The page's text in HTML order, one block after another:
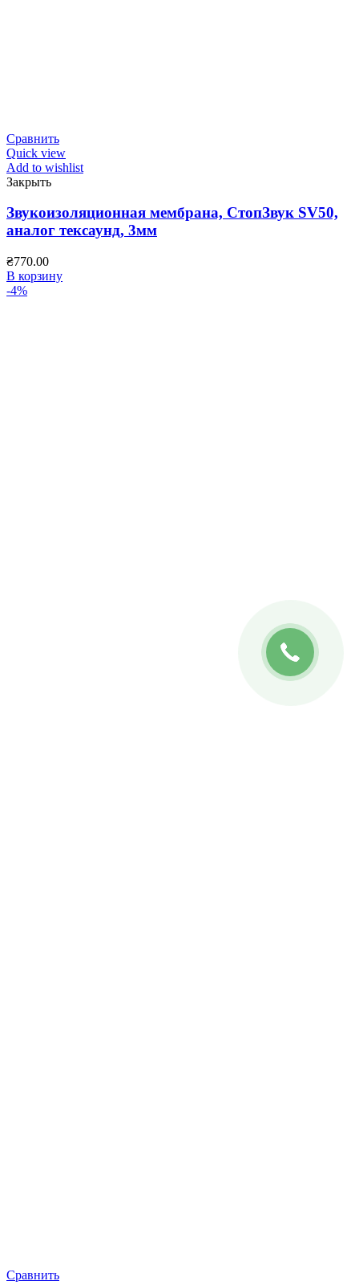
Сравнить
Quick view
Add to wishlist
Закрыть
Звукоизоляционная мембрана, СтопЗвук SV50,
аналог тексаунд, 3мм
₴770.00
В корзину
-4%
Сравнить